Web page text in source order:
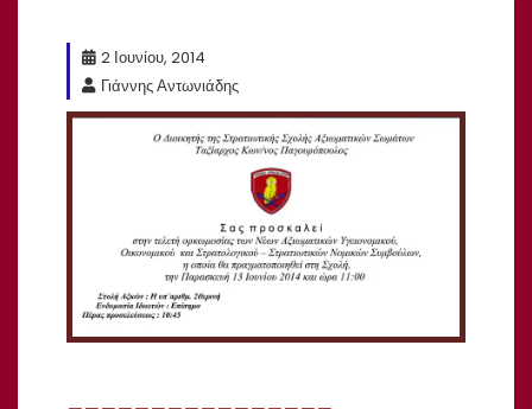
2 Ιουνίου, 2014
Γιάννης Αντωνιάδης